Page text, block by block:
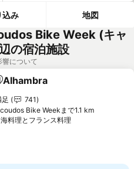
込み 地図
Bike Week (キャ
の宿泊施設
について
気に入りに追加
Alhambra
ランク
741
Bike Weekまで1.1 km
料理とフランス料理